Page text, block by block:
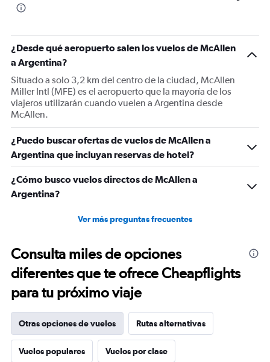
¿Desde qué aeropuerto salen los vuelos de McAllen
a Argentina?
Situado a solo 3,2 km del centro de la ciudad, McAllen
Miller Intl (MFE) es el aeropuerto que la mayoría de los
viajeros utilizarán cuando vuelen a Argentina desde
McAllen.
¿Puedo buscar ofertas de vuelos de McAllen a
Argentina que incluyan reservas de hotel?
¿Cómo busco vuelos directos de McAllen a
Argentina?
Ver más preguntas frecuentes
Consulta miles de opciones
diferentes que te ofrece Cheapflights
para tu próximo viaje
Otras opciones de vuelos Rutas alternativas
Vuelos populares Vuelos por clase